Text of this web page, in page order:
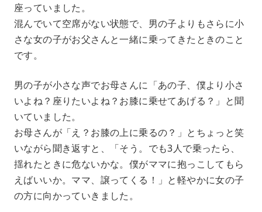
座っていました。
混んでいて空席がない状態で、男の子よりもさらに小
さな女の子がお父さんと一緒に乗ってきたときのこと
です。
男の子が小さな声でお母さんに「あの子、僕より小さ
いよね？座りたいよね？お膝に乗せてあげる？」と聞
いていました。
お母さんが「え？お膝の上に乗るの？」とちょっと笑
いながら聞き返すと、「そう。でも3人で乗ったら、
揺れたときに危ないかな。僕がママに抱っこしてもら
えばいいか。ママ、譲ってくる！」と軽やかに女の子
の方に向かっていきました。